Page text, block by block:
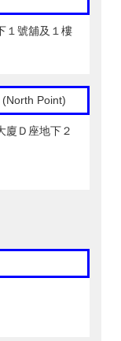
１號舖及１樓
Point)
廈Ｄ座地下２